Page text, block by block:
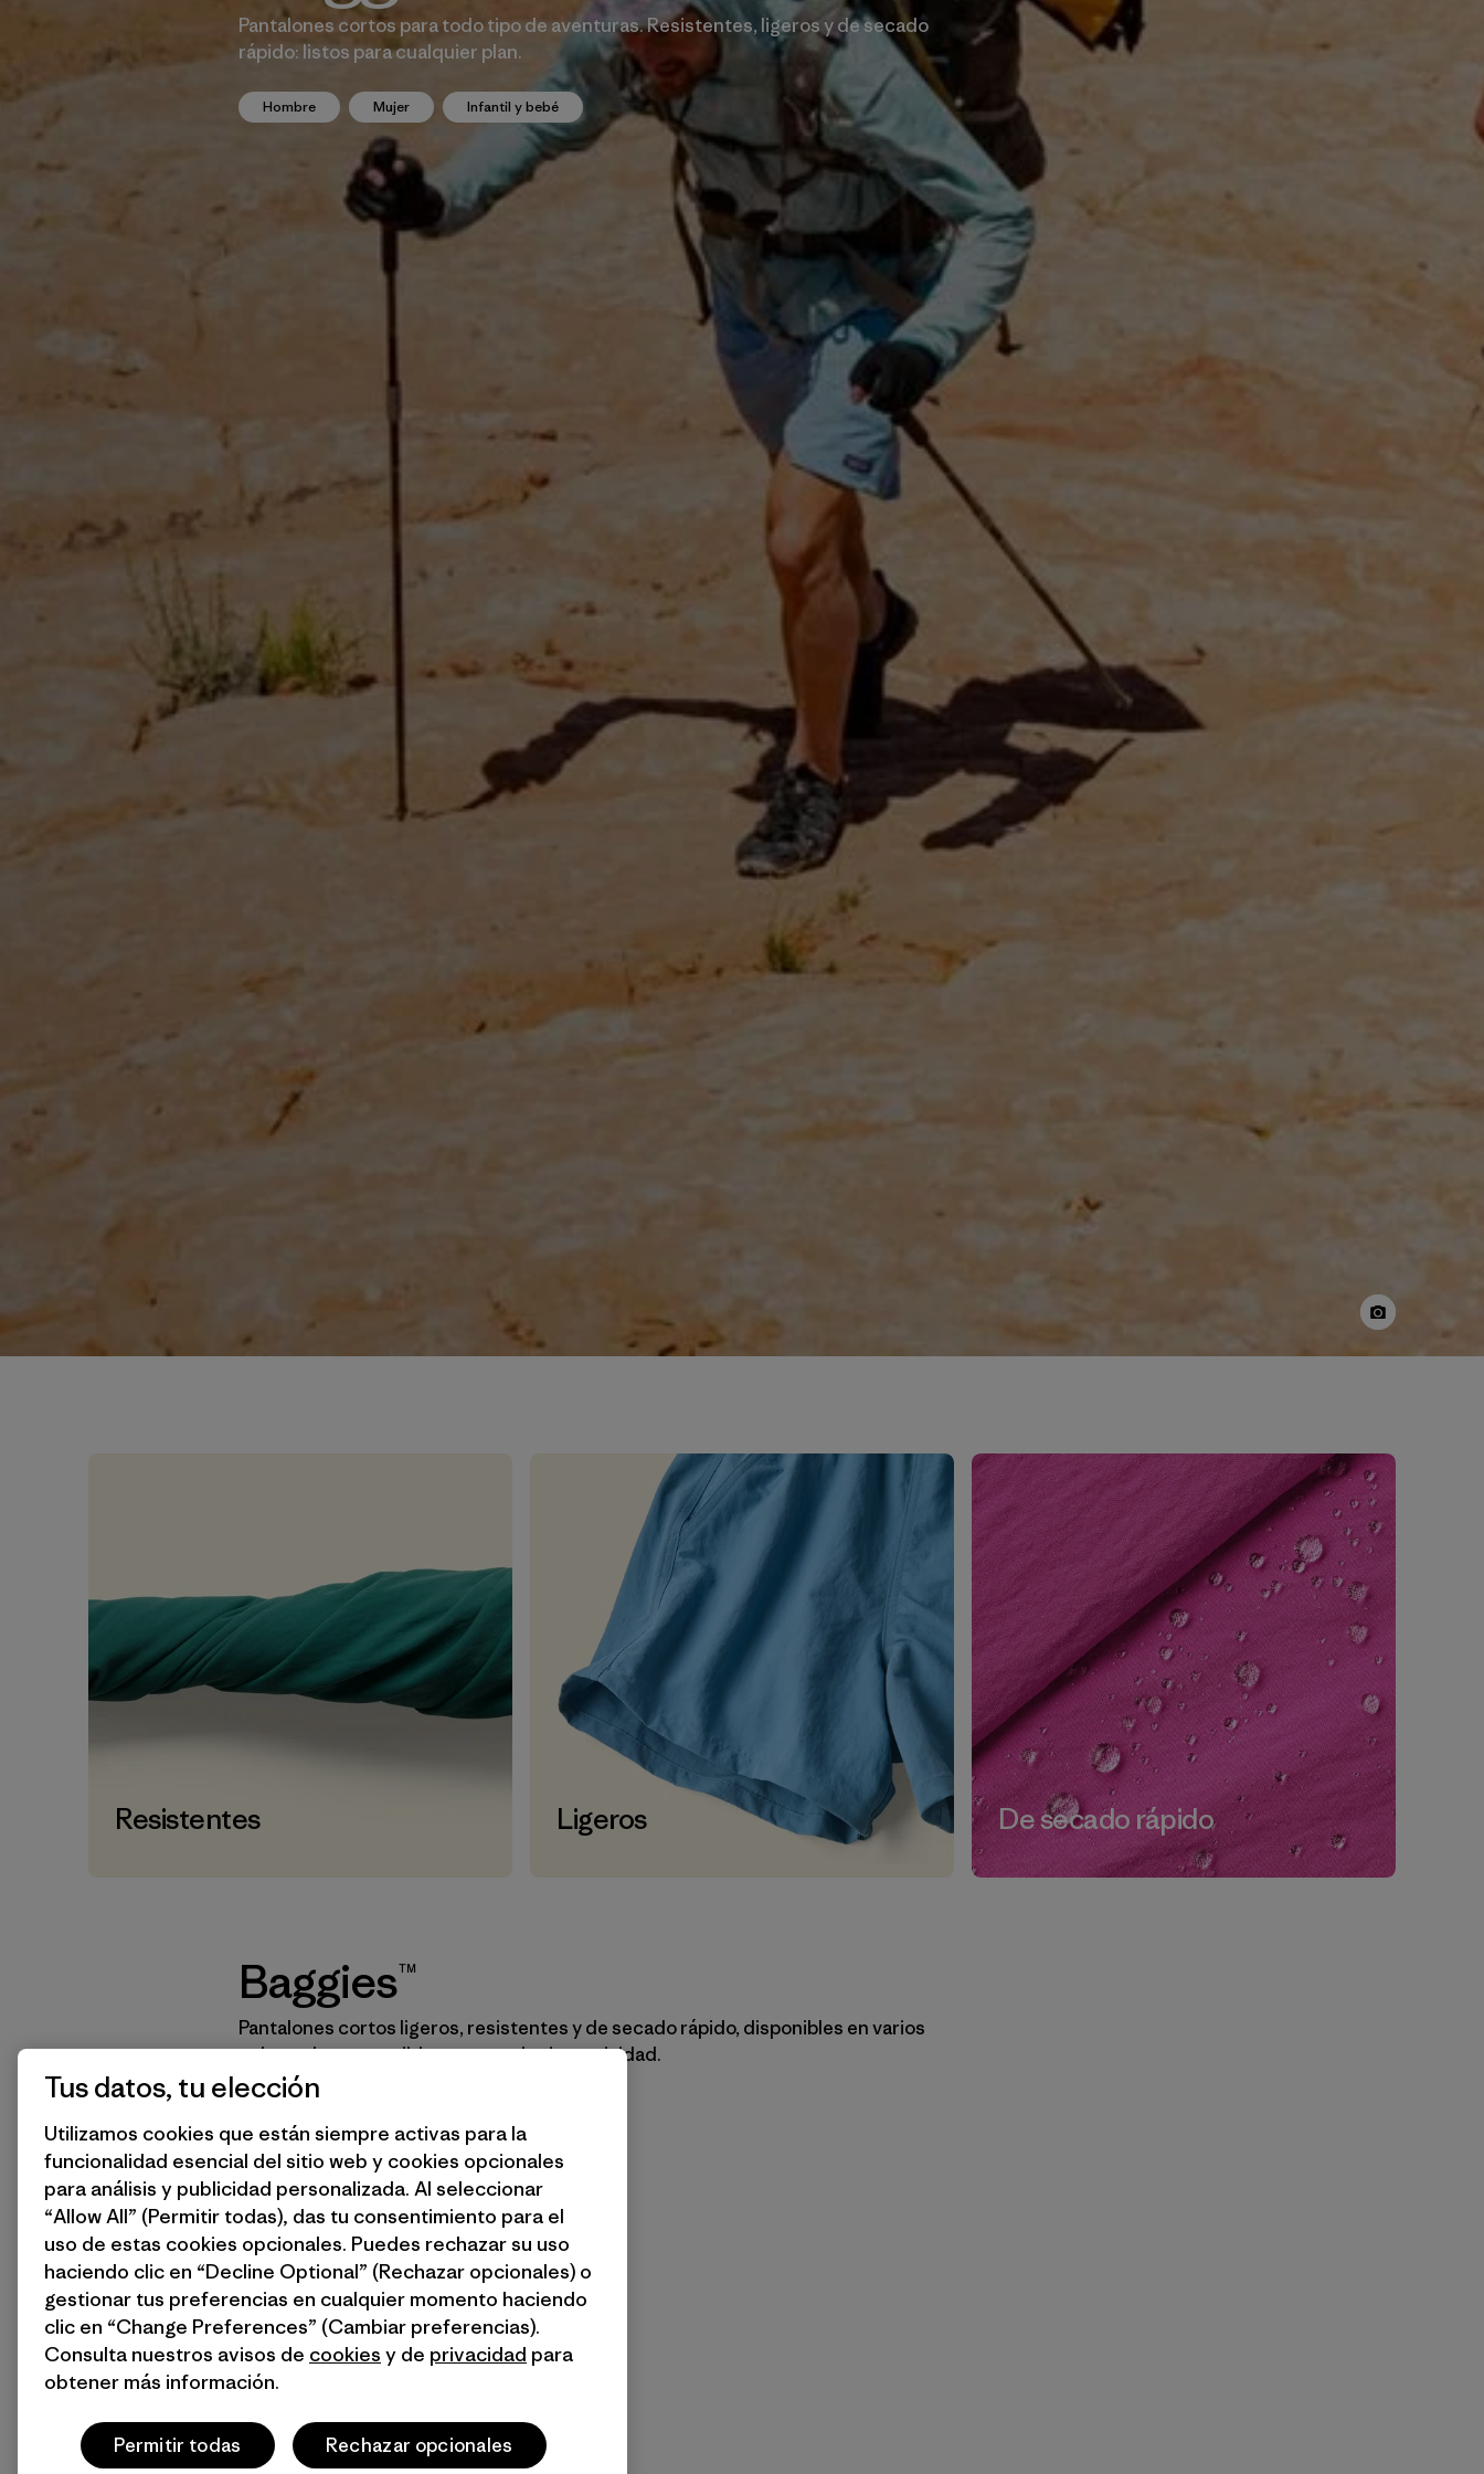
Pantalones cortos para todo tipo de aventuras. Resistentes, ligeros y de secado
rápido: listos para cualquier plan.
Hombre Mujer Infantil y bebé
Resistentes Ligeros De secado rápido
Baggies™
Pantalones cortos ligeros, resistentes y de secado rápido, disponibles en varios
colores, largos y tejidos para cualquier actividad.
Hombre Mujer Infantil y bebé
Tus datos, tu elección
Utilizamos cookies que están siempre activas para la
funcionalidad esencial del sitio web y cookies opcionales
para análisis y publicidad personalizada. Al seleccionar
“Allow All” (Permitir todas), das tu consentimiento para el
uso de estas cookies opcionales. Puedes rechazar su uso
haciendo clic en “Decline Optional” (Rechazar opcionales) o
gestionar tus preferencias en cualquier momento haciendo
clic en “Change Preferences” (Cambiar preferencias).
Consulta nuestros avisos de cookies y de privacidad para
obtener más información.
Permitir todas Rechazar opcionales